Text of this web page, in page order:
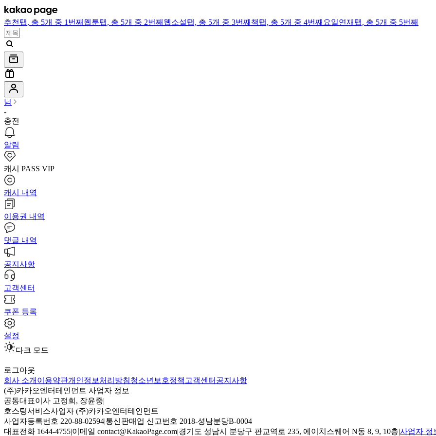
추천 탭, 총 5개 중 1번째 웹툰탭, 총 5개 중 2번째 웹소설탭, 총 5개 중 3번째 책탭, 총 5개 중 4번째 요일연재 탭, 총 5개 중 5번째
님
-
충전
알림
캐시 PASS VIP
캐시 내역
이용권 내역
댓글 내역
공지사항
고객센터
쿠폰 등록
설정
다크 모드
로그아웃
회사 소개 이용약관개인정보처리방침청소년보호정책 고객센터 공지사항
(주)카카오엔터테인먼트 사업자 정보
공동대표이사 고정희, 장윤중|
호스팅서비스사업자 (주)카카오엔터테인먼트
사업자등록번호 220-88-02594|통신판매업 신고번호 2018-성남분당B-0004
대표전화 1644-4755|이메일 contact@KakaoPage.com|경기도 성남시 분당구 판교역로 235, 에이치스퀘어 N동 8, 9, 10층|사업자 정